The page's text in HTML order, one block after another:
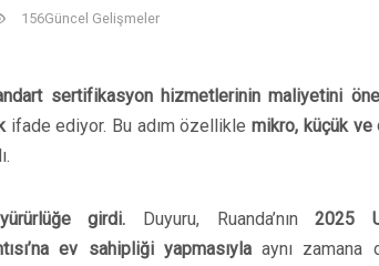
156Güncel Gelişmeler
sertifikasyon hizmetlerinin maliyetini
ifade ediyor. Bu adım özelliklemikro, küçük
girdi. Duyuru, Ruanda’nın2025
ev sahipliği yapmasıylaaynı zamana